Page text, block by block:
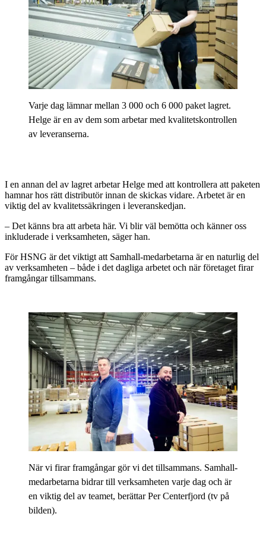
Varje dag lämnar mellan 3 000 och 6 000 paket lagret.
Helge är en av dem som arbetar med kvalitetskontrollen
av leveranserna.
I en annan del av lagret arbetar Helge med att kontrollera att paketen
hamnar hos rätt distributör innan de skickas vidare. Arbetet är en
viktig del av kvalitetssäkringen i leveranskedjan.
– Det känns bra att arbeta här. Vi blir väl bemötta och känner oss
inkluderade i verksamheten, säger han.
För HSNG är det viktigt att Samhall-medarbetarna är en naturlig del
av verksamheten – både i det dagliga arbetet och när företaget firar
framgångar tillsammans.
När vi firar framgångar gör vi det tillsammans. Samhall-
medarbetarna bidrar till verksamheten varje dag och är
en viktig del av teamet, berättar Per Centerfjord (tv på
bilden).